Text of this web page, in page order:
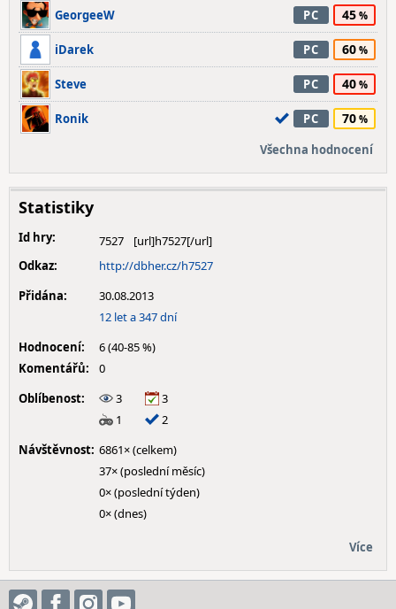
GeorgeeW PC 45
iDarek PC 60
Steve PC 40
Ronik PC 70
Všechna hodnocení
Statistiky
Id hry:
7527
Odkaz:
http://dbher.cz/h7527
Přidána:
30.08.2013
12 let a 347 dní
Hodnocení:
6 (40-85 %)
Komentářů:
0
Oblíbenost:
3
3
1
2
Návštěvnost: 6861× (celkem)
37× (poslední měsíc)
0× (poslední týden)
0× (dnes)
Více